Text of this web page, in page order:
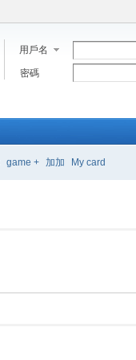
用戶名
密碼
game + 加加 My card